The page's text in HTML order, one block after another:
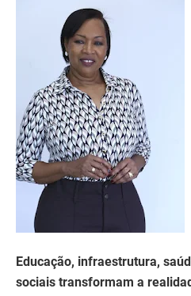
Educação, infraestrutura,
sociais transformam a